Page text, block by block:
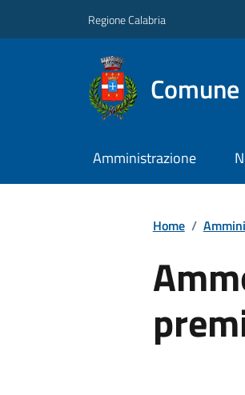
Regione Calabria
Amministrazione
Home /